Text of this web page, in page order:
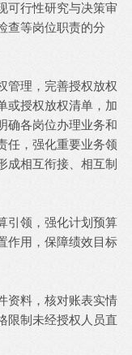
可行性研究与决策审
查等岗位职责的分
管理，完善授权放权
或授权放权清单，加
确各岗位办理业务和
任，强化重要业务领
成相互衔接、相互制
引领，强化计划预算
作用，保障绩效目标
资料，核对账表实情
限制未经授权人员直